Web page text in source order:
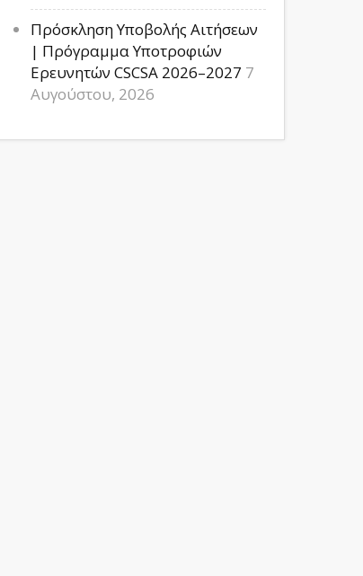
Πρόσκληση Υποβολής Αιτήσεων
| Πρόγραμμα Υποτροφιών
Ερευνητών CSCSA 2026–2027 7
Αυγούστου, 2026